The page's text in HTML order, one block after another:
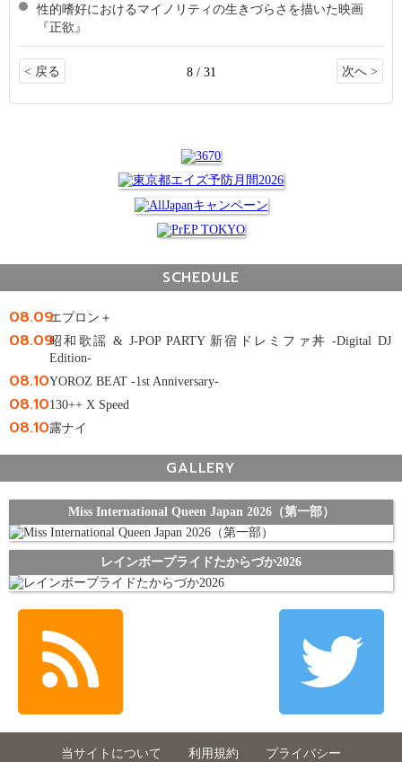
性的嗜好におけるマイノリティの生きづらさを描いた映画
『正欲』
< 戻る 8 / 31 次へ >
SCHEDULE
08.09エプロン＋
08.09昭和歌謡 & J-POP PARTY 新宿ドレミファ丼 -Digital DJ
Edition-
08.10YOROZ BEAT -1st Anniversary-
08.10130++ X Speed
08.10露ナイ
GALLERY
Miss International Queen Japan 2026（第一部）
レインボープライドたからづか2026
当サイトについて 利用規約 プライバシー